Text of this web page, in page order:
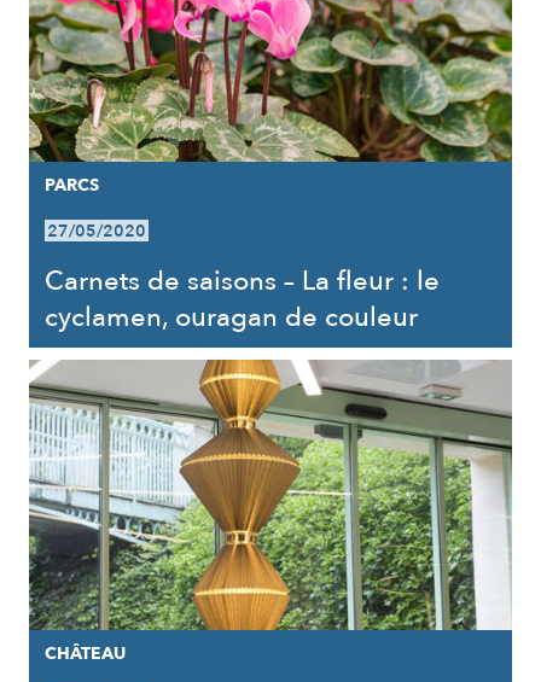
PARCS
27/05/2020
Carnets de saisons – La fleur : le
cyclamen, ouragan de couleur
CHÂTEAU